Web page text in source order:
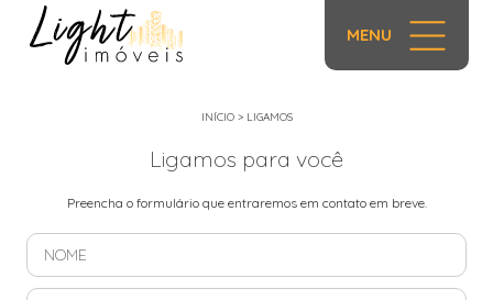
MENU
INÍCIO> LIGAMOS
Ligamos para você
Preencha o formulário que entraremos em contato em breve.